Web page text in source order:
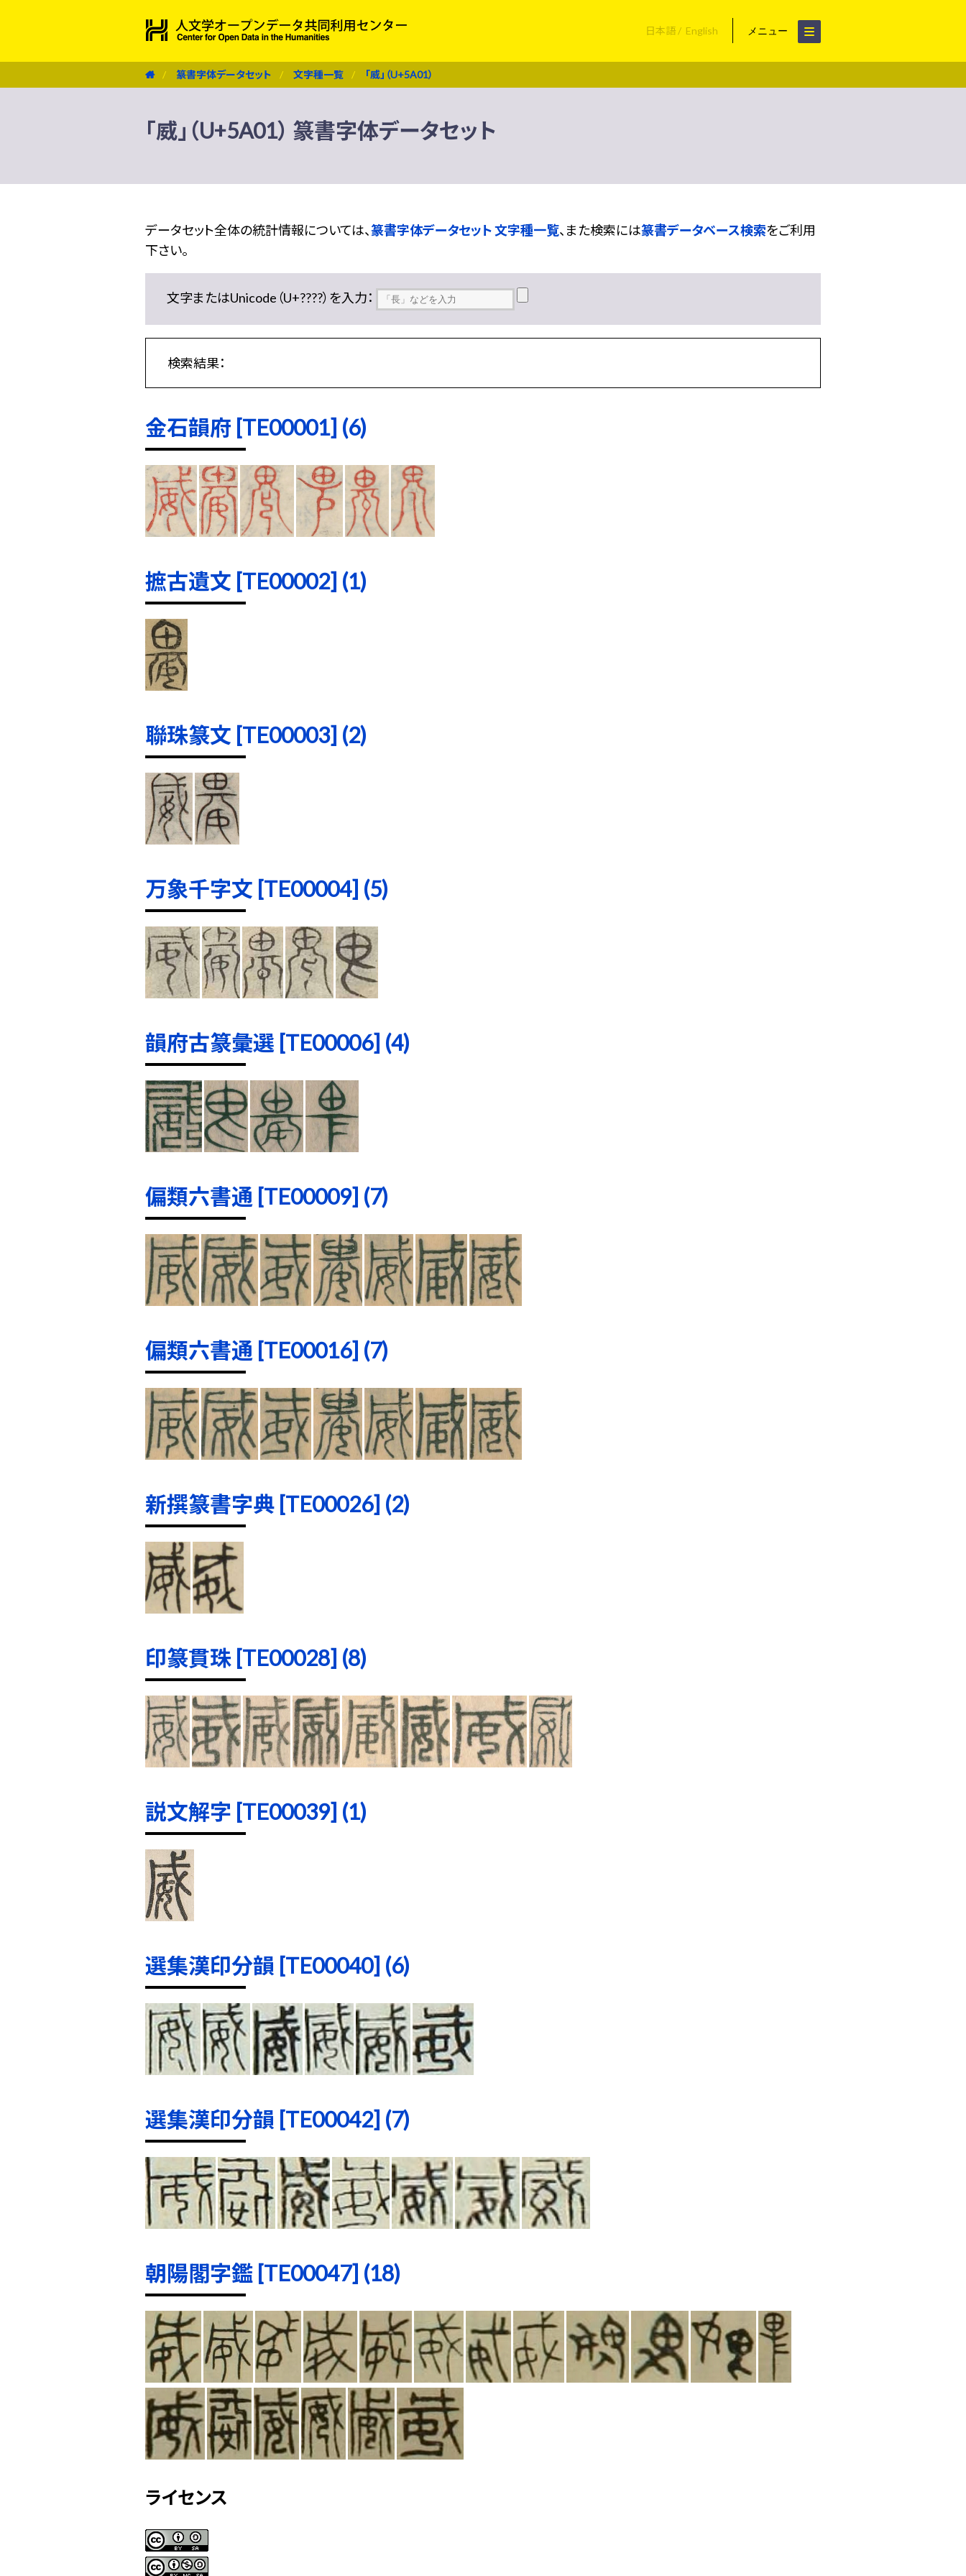
日本語 English メニュー
篆書字体データセット 文字種一覧 「威」（U+5A01）
「威」（U+5A01） 篆書字体データセット
データセット全体の統計情報については、篆書字体データセット 文字種一覧、また検索には篆書データベース検索をご利用
下さい。
文字またはUnicode（U+????）を入力：
検索結果：
金石韻府 [TE00001] (6)
摭古遺文 [TE00002] (1)
聯珠篆文 [TE00003] (2)
万象千字文 [TE00004] (5)
韻府古篆彙選 [TE00006] (4)
偏類六書通 [TE00009] (7)
偏類六書通 [TE00016] (7)
新撰篆書字典 [TE00026] (2)
印篆貫珠 [TE00028] (8)
説文解字 [TE00039] (1)
選集漢印分韻 [TE00040] (6)
選集漢印分韻 [TE00042] (7)
朝陽閣字鑑 [TE00047] (18)
ライセンス